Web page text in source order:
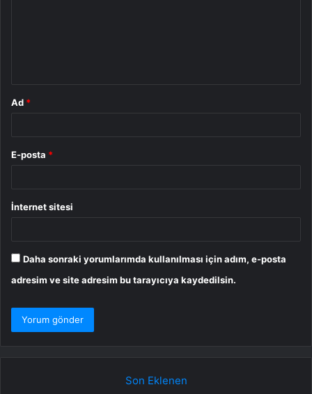
Ad *
E-posta *
İnternet sitesi
Daha sonraki yorumlarımda kullanılması için adım, e-posta
adresim ve site adresim bu tarayıcıya kaydedilsin.
Son Eklenen